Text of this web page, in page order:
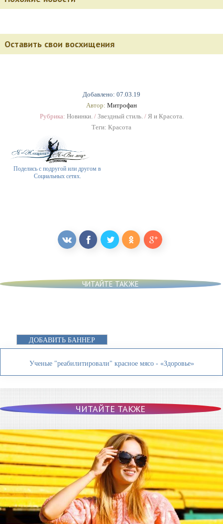
Добавлено: 07.03.19
Автор: Митрофан
Рубрика: Новинки./ Звездный стиль./ Я и Красота.
Теги: Красота
Поделись с подругой или другом в
Социальных сетях.
Оставить свои восхищения
ЧИТАЙТЕ ТАКЖЕ
ДОБАВИТЬ БАННЕР
Ученые "реабилитировали" красное мясо - «Здоровье»
ЧИТАЙТЕ ТАКЖЕ